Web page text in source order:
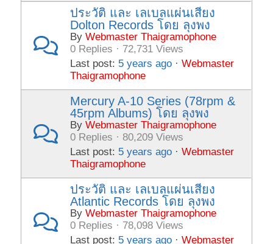
ประวัติ และ เลเบลแผ่นเสียง
Dolton Records โดย ลุงพง
ByWebmaster Thaigramophone
0 Replies · 72,731 Views
Last post: 5 years ago ·Webmaster
Thaigramophone
Mercury A-10 Series (78rpm &
45rpm Albums) โดย ลุงพง
ByWebmaster Thaigramophone
0 Replies · 80,209 Views
Last post: 5 years ago ·Webmaster
Thaigramophone
ประวัติ และ เลเบลแผ่นเสียง
Atlantic Records โดย ลุงพง
ByWebmaster Thaigramophone
0 Replies · 78,098 Views
Last post: 5 years ago ·Webmaster